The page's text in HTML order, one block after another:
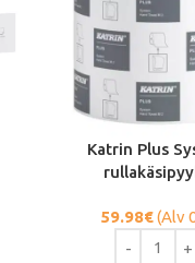
Katrin Plus
59.98€(Alv